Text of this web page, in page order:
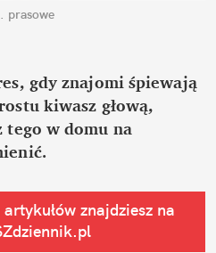
prasowe
gdy znajomi śpiewają
kiwasz głową,
tego w domu na
znajdziesz na